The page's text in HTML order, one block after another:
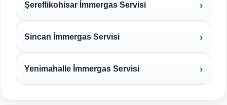
Şereflikohisar İmmergas Servisi
Sincan İmmergas Servisi
Yenimahalle İmmergas Servisi